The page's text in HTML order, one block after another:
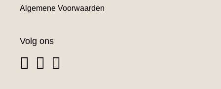
Algemene Voorwaarden
Volg ons